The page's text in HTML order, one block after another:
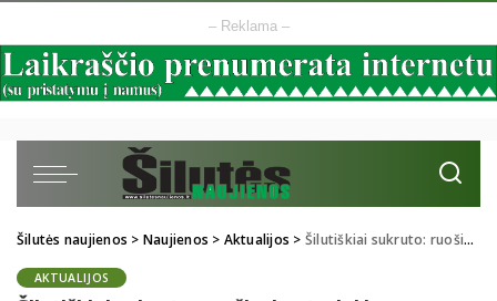
– Reklama –
Šilutės naujienos > Naujienos > Aktualijos > Šilutiškiai sukruto: ruošiasi antrajai koronos bangai
AKTUALIJOS